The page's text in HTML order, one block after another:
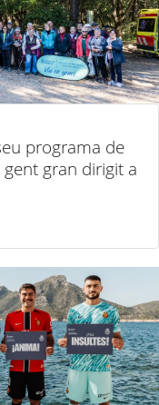
programa de
gran dirigit a